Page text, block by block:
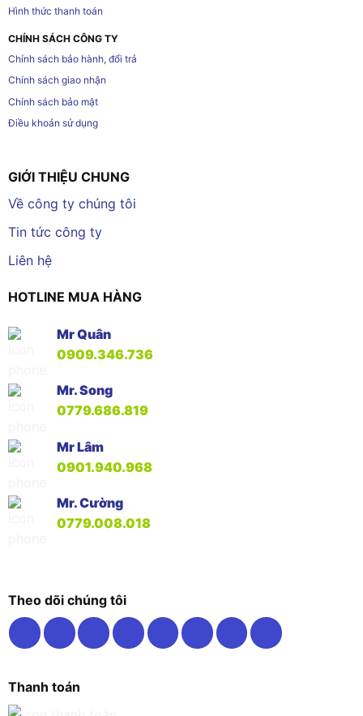
Hình thức thanh toán
CHÍNH SÁCH CÔNG TY
Chính sách bảo hành, đổi trả
Chính sách giao nhận
Chính sách bảo mật
Điều khoản sử dụng
GIỚI THIỆU CHUNG
Về công ty chúng tôi
Tin tức công ty
Liên hệ
HOTLINE MUA HÀNG
Mr Quân
0909.346.736
Mr. Song
0779.686.819
Mr Lâm
0901.940.968
Mr. Cường
0779.008.018
Theo dõi chúng tôi
Thanh toán